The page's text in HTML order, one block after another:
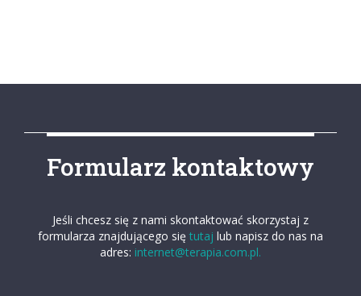
Formularz kontaktowy
Jeśli chcesz się z nami skontaktować skorzystaj z
formularza znajdującego się tutaj lub napisz do nas na
adres: internet@terapia.com.pl.